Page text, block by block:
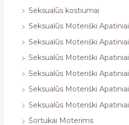
Seksualūs kostiumai
Seksualūs Moteriški Apatiniai
Seksualūs Moteriški Apatiniai
Seksualūs Moteriški Apatiniai
Seksualūs Moteriški Apatiniai
Seksualūs Moteriški Apatiniai
Seksualūs Moteriški Apatiniai
Šortukai Moterims